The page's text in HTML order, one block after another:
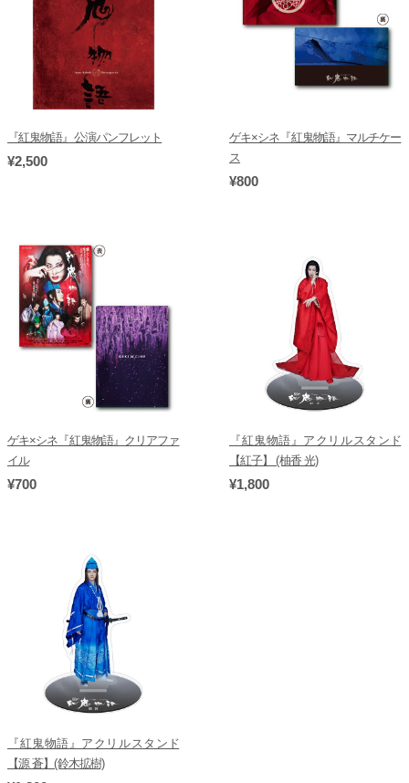
『紅鬼物語』公演パンフレット
¥2,500
ゲキ×シネ『紅鬼物語』マルチケー
ス
¥800
ゲキ×シネ『紅鬼物語』クリアファ
イル
¥700
『紅鬼物語』アクリルスタンド
【紅子】 (柚香 光)
¥1,800
『紅鬼物語』アクリルスタンド
【源 蒼】(鈴木拡樹)